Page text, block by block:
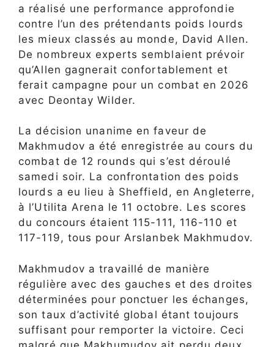
a réalisé une performance approfondie
contre l’un des prétendants poids lourds
les mieux classés au monde, David Allen.
De nombreux experts semblaient prévoir
qu’Allen gagnerait confortablement et
ferait campagne pour un combat en 2026
avec Deontay Wilder.
La décision unanime en faveur de
Makhmudov a été enregistrée au cours du
combat de 12 rounds qui s’est déroulé
samedi soir. La confrontation des poids
lourds a eu lieu à Sheffield, en Angleterre,
à l’Utilita Arena le 11 octobre. Les scores
du concours étaient 115-111, 116-110 et
117-119, tous pour Arslanbek Makhmudov.
Makhmudov a travaillé de manière
régulière avec des gauches et des droites
déterminées pour ponctuer les échanges,
son taux d’activité global étant toujours
suffisant pour remporter la victoire. Ceci